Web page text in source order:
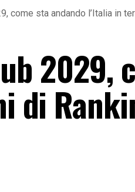
come sta andando l’Italia in
2029,
di